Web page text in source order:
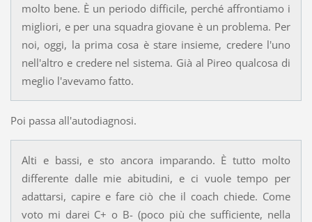
molto bene. È un periodo difficile, perché affrontiamo i
migliori, e per una squadra giovane è un problema. Per
noi, oggi, la prima cosa è stare insieme, credere l'uno
nell'altro e credere nel sistema. Già al Pireo qualcosa di
meglio l'avevamo fatto.
Poi passa all'autodiagnosi.
Alti e bassi, e sto ancora imparando. È tutto molto
differente dalle mie abitudini, e ci vuole tempo per
adattarsi, capire e fare ciò che il coach chiede. Come
voto mi darei C+ o B- (poco più che sufficiente, nella